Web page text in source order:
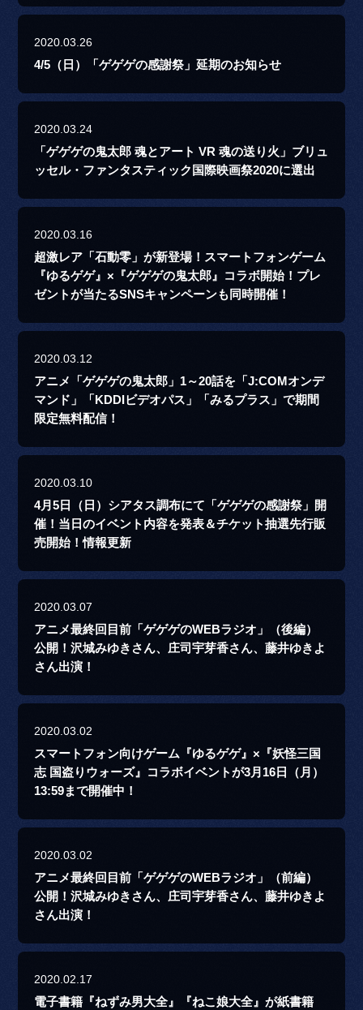
2020.03.26
4/5（日）「ゲゲゲの感謝祭」延期のお知らせ
2020.03.24
「ゲゲゲの鬼太郎 魂とアート VR 魂の送り火」ブリュ
ッセル・ファンタスティック国際映画祭2020に選出
2020.03.16
超激レア「石動零」が新登場！スマートフォンゲーム
『ゆるゲゲ』×『ゲゲゲの鬼太郎』コラボ開始！プレ
ゼントが当たるSNSキャンペーンも同時開催！
2020.03.12
アニメ「ゲゲゲの鬼太郎」1～20話を「J:COMオンデ
マンド」「KDDIビデオパス」「みるプラス」で期間
限定無料配信！
2020.03.10
4月5日（日）シアタス調布にて「ゲゲゲの感謝祭」開
催！当日のイベント内容を発表＆チケット抽選先行販
売開始！情報更新
2020.03.07
アニメ最終回目前「ゲゲゲのWEBラジオ」（後編）
公開！沢城みゆきさん、庄司宇芽香さん、藤井ゆきよ
さん出演！
2020.03.02
スマートフォン向けゲーム『ゆるゲゲ』×『妖怪三国
志 国盗りウォーズ』コラボイベントが3月16日（月）
13:59まで開催中！
2020.03.02
アニメ最終回目前「ゲゲゲのWEBラジオ」（前編）
公開！沢城みゆきさん、庄司宇芽香さん、藤井ゆきよ
さん出演！
2020.02.17
電子書籍『ねずみ男大全』『ねこ娘大全』が紙書籍